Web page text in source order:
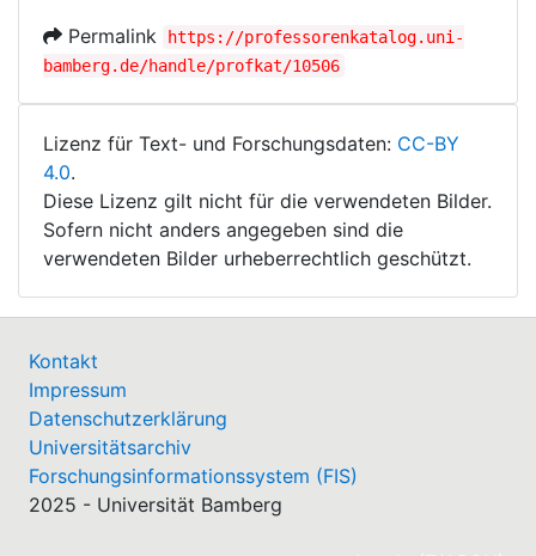
Permalink
https://professorenkatalog.uni-
bamberg.de/handle/profkat/10506
Lizenz für Text- und Forschungsdaten: CC-BY
4.0.
Diese Lizenz gilt nicht für die verwendeten Bilder.
Sofern nicht anders angegeben sind die
verwendeten Bilder urheberrechtlich geschützt.
Kontakt
Impressum
Datenschutzerklärung
Universitätsarchiv
Forschungsinformationssystem (FIS)
2025 - Universität Bamberg